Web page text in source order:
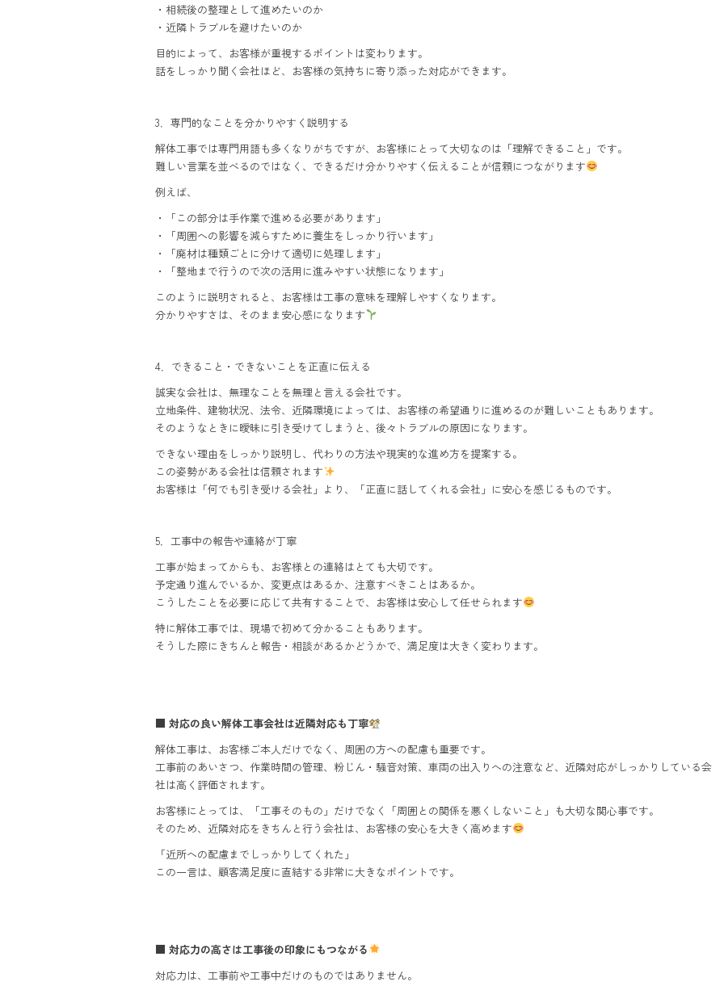
・相続後の整理として進めたいのか
・近隣トラブルを避けたいのか
目的によって、お客様が重視するポイントは変わります。
話をしっかり聞く会社ほど、お客様の気持ちに寄り添った対応ができます。
3．専門的なことを分かりやすく説明する
解体工事では専門用語も多くなりがちですが、お客様にとって大切なのは「理解できること」です。
難しい言葉を並べるのではなく、できるだけ分かりやすく伝えることが信頼につながります
例えば、
・「この部分は手作業で進める必要があります」
・「周囲への影響を減らすために養生をしっかり行います」
・「廃材は種類ごとに分けて適切に処理します」
・「整地まで行うので次の活用に進みやすい状態になります」
このように説明されると、お客様は工事の意味を理解しやすくなります。
分かりやすさは、そのまま安心感になります
4．できること・できないことを正直に伝える
誠実な会社は、無理なことを無理と言える会社です。
立地条件、建物状況、法令、近隣環境によっては、お客様の希望通りに進めるのが難しいこともあります。
そのようなときに曖昧に引き受けてしまうと、後々トラブルの原因になります。
できない理由をしっかり説明し、代わりの方法や現実的な進め方を提案する。
この姿勢がある会社は信頼されます
お客様は「何でも引き受ける会社」より、「正直に話してくれる会社」に安心を感じるものです。
5．工事中の報告や連絡が丁寧
工事が始まってからも、お客様との連絡はとても大切です。
予定通り進んでいるか、変更点はあるか、注意すべきことはあるか。
こうしたことを必要に応じて共有することで、お客様は安心して任せられます
特に解体工事では、現場で初めて分かることもあります。
そうした際にきちんと報告・相談があるかどうかで、満足度は大きく変わります。
■ 対応の良い解体工事会社は近隣対応も丁寧
解体工事は、お客様ご本人だけでなく、周囲の方への配慮も重要です。
工事前のあいさつ、作業時間の管理、粉じん・騒音対策、車両の出入りへの注意など、近隣対応がしっかりしている会
社は高く評価されます。
お客様にとっては、「工事そのもの」だけでなく「周囲との関係を悪くしないこと」も大切な関心事です。
そのため、近隣対応をきちんと行う会社は、お客様の安心を大きく高めます
「近所への配慮までしっかりしてくれた」
この一言は、顧客満足度に直結する非常に大きなポイントです。
■ 対応力の高さは工事後の印象にもつながる
対応力は、工事前や工事中だけのものではありません。